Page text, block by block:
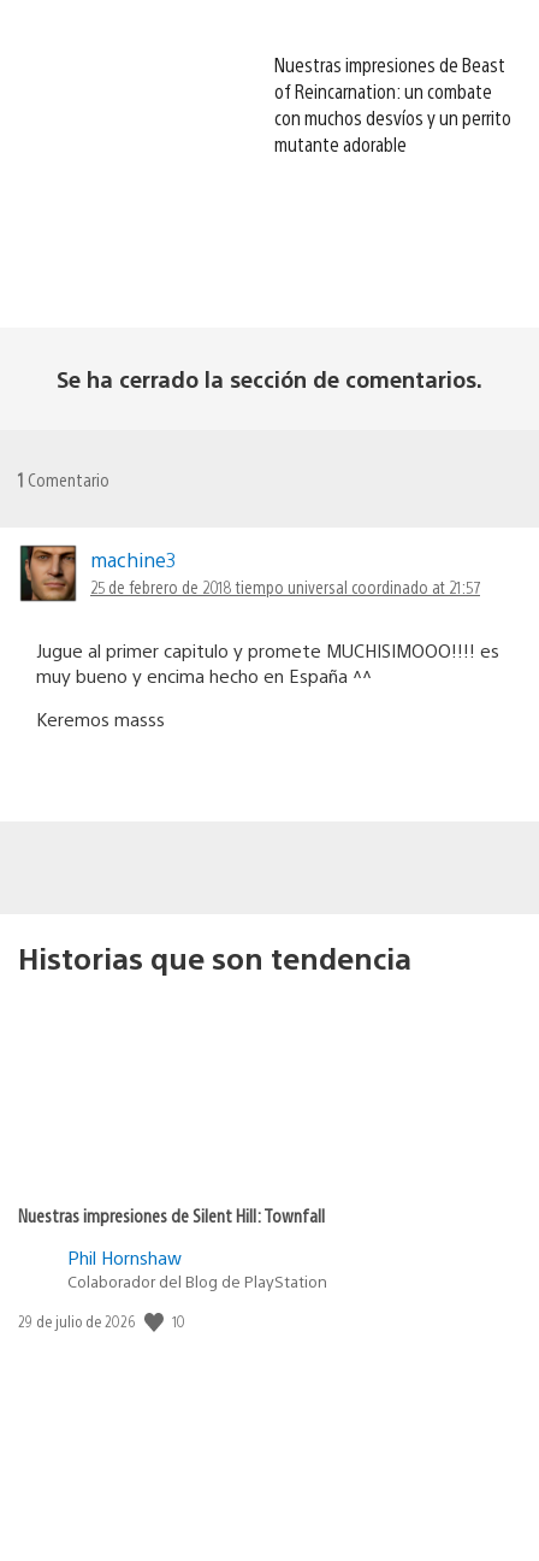
Nuestras impresiones de Beast
of Reincarnation: un combate
con muchos desvíos y un perrito
mutante adorable
Se ha cerrado la sección de comentarios.
1 Comentario
machine3
25 de febrero de 2018 tiempo universal coordinado at 21:57
Jugue al primer capitulo y promete MUCHISIMOOO!!!! es
muy bueno y encima hecho en España ^^
Keremos masss
Historias que son tendencia
Nuestras impresiones de Silent Hill: Townfall
Phil Hornshaw
Colaborador del Blog de PlayStation
Fecha
29 de julio de 2026 10